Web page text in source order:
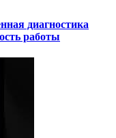
диагностика
работы